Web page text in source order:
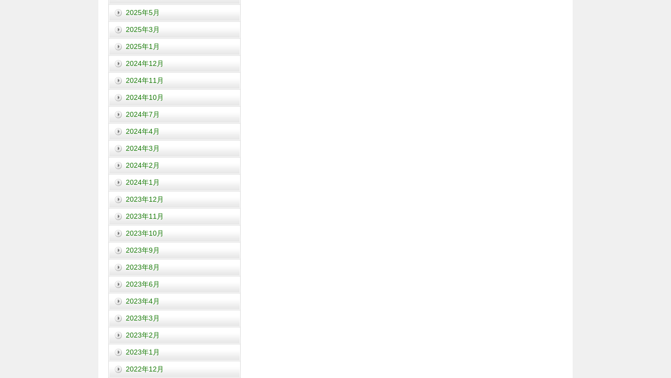
2025年5月
2025年3月
2025年1月
2024年12月
2024年11月
2024年10月
2024年7月
2024年4月
2024年3月
2024年2月
2024年1月
2023年12月
2023年11月
2023年10月
2023年9月
2023年8月
2023年6月
2023年4月
2023年3月
2023年2月
2023年1月
2022年12月